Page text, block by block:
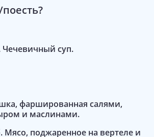
суп.
фаршированная салями,
и маслинами.
Мясо, поджаренное на вертеле и